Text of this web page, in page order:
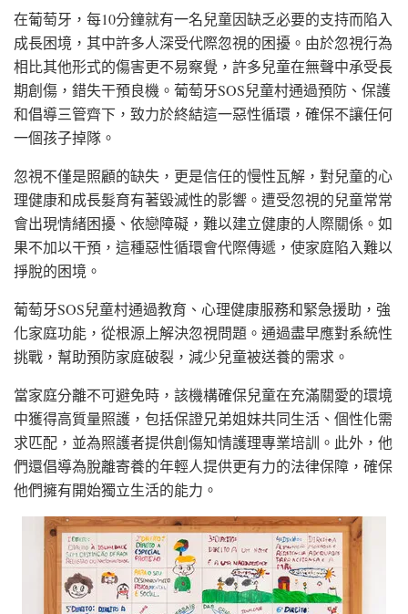
在葡萄牙，每10分鐘就有一名兒童因缺乏必要的支持而陷入
成長困境，其中許多人深受代際忽視的困擾。由於忽視行為
相比其他形式的傷害更不易察覺，許多兒童在無聲中承受長
期創傷，錯失干預良機。葡萄牙SOS兒童村通過預防、保護
和倡導三管齊下，致力於終結這一惡性循環，確保不讓任何
一個孩子掉隊。
忽視不僅是照顧的缺失，更是信任的慢性瓦解，對兒童的心
理健康和成長髮育有著毀滅性的影響。遭受忽視的兒童常常
會出現情緒困擾、依戀障礙，難以建立健康的人際關係。如
果不加以干預，這種惡性循環會代際傳遞，使家庭陷入難以
掙脫的困境。
葡萄牙SOS兒童村通過教育、心理健康服務和緊急援助，強
化家庭功能，從根源上解決忽視問題。通過盡早應對系統性
挑戰，幫助預防家庭破裂，減少兒童被送養的需求。
當家庭分離不可避免時，該機構確保兒童在充滿關愛的環境
中獲得高質量照護，包括保證兄弟姐妹共同生活、個性化需
求匹配，並為照護者提供創傷知情護理專業培訓。此外，他
們還倡導為脫離寄養的年輕人提供更有力的法律保障，確保
他們擁有開始獨立生活的能力。